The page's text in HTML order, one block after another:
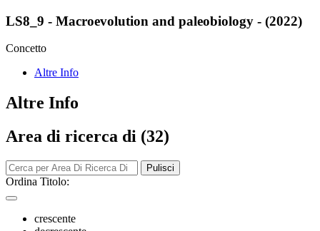
LS8_9 - Macroevolution and paleobiology - (2022)
Concetto
Altre Info
Altre Info
Area di ricerca di (32)
Pulisci
Ordina Titolo:
crescente